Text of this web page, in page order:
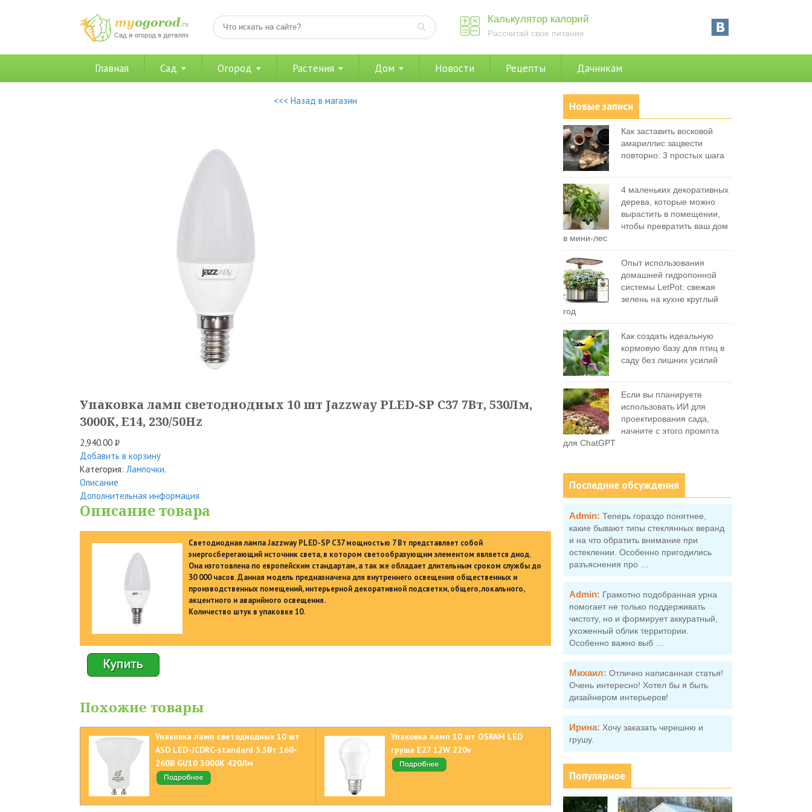
Калькулятор калорий
Рассчитай свое питание
Главная Сад Огород Растения Дом Новости Рецепты Дачникам
<<< Назад в магазин
Упаковка ламп светодиодных 10 шт Jazzway PLED-SP C37 7Вт, 530Лм,
3000K, E14, 230/50Hz
2,940.00 Р
УБ.
Добавить в корзину
Категория: Лампочки.
Описание
Дополнительная информация
Описание товара
Светодиодная лампа Jazzway PLED-SP C37 мощностью 7 Вт представляет собой
энергосберегающий источник света, в котором светообразующим элементом является диод.
Она изготовлена по европейским стандартам, а так же обладает длительным сроком службы до
30 000 часов. Данная модель предназначена для внутреннего освещения общественных и
производственных помещений, интерьерной декоративной подсветки, общего, локального,
акцентного и аварийного освещения.
Количество штук в упаковке 10.
Похожие товары
Упаковка ламп светодиодных 10 шт
ASD LED-JCDRC-standard 5.5Вт 160-
260В GU10 3000К 420Лм
Упаковка ламп 10 шт OSRAM LED
груша E27 12W 220v
Новые записи
Как заставить восковой
амариллис зацвести
повторно: 3 простых шага
4 маленьких декоративных
дерева, которые можно
вырастить в помещении,
чтобы превратить ваш дом
в мини-лес
Опыт использования
домашней гидропонной
системы LetPot: свежая
зелень на кухне круглый
год
Как создать идеальную
кормовую базу для птиц в
саду без лишних усилий
Если вы планируете
использовать ИИ для
проектирования сада,
начните с этого промпта
для ChatGPT
Последние обсуждения
Admin: Теперь гораздо понятнее,
какие бывают типы стеклянных веранд
и на что обратить внимание при
остеклении. Особенно пригодились
разъяснения про …
Admin: Грамотно подобранная урна
помогает не только поддерживать
чистоту, но и формирует аккуратный,
ухоженный облик территории.
Особенно важно выб …
Михаил: Отлично написанная статья!
Очень интересно! Хотел бы я быть
дизайнером интерьеров!
Ирина: Хочу заказать черешню и
грушу.
Популярное